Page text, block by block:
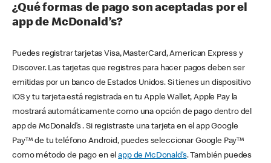
¿Qué formas de pago son aceptadas por el
app de McDonald’s?
Puedes registrar tarjetas Visa, MasterCard, American Express y
Discover. Las tarjetas que registres para hacer pagos deben ser
emitidas por un banco de Estados Unidos. Si tienes un dispositivo
iOS y tu tarjeta está registrada en tu Apple Wallet, Apple Pay la
mostrará automáticamente como una opción de pago dentro del
app de McDonald’s . Si registraste una tarjeta en el app Google
Pay™ de tu teléfono Android, puedes seleccionar Google Pay™
como método de pago en elapp de McDonald’s. También puedes